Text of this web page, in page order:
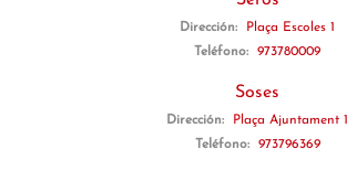
Dirección:
Plaça Escoles 1
Teléfono:
973780009
Soses
Dirección:
Plaça Ajuntament 1
Teléfono:
973796369